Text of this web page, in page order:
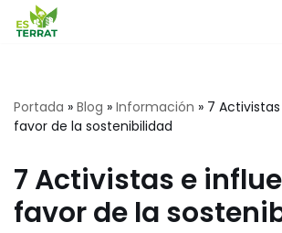
Portada » Blog » Información » 7
favor de la sostenibilidad
7 Activistas e
favor de la